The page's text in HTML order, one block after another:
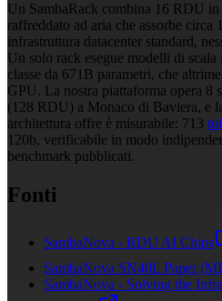
Un SambaRack combina 16 RDU
raffreddato ad aria che assorbe
infrastruttura datacenter standard,
Un solo rack esegue modelli di
classe da 671B parametri, che
GPU. La nostra piattaforma opera 8
(128 RDU) a Monaco di Baviera, e
architettura offre è misurabile: 713
120b, verificabile in modo
benchmark pubblicati.
Fonti
SambaNova - RDU AI Chips
SambaNova SN40L Paper
SambaNova - Solving the